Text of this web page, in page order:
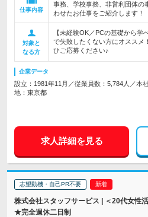
仕事内容
事務、学校事務、非営利団体の
わせたお仕事をご紹介します！
対象と
なる方
【未経験OK／PCの基礎から学
で失敗したくない方にオススメ
ひご応募ください♪
企業データ
設立：1981年11月／従業員数：5,784人／本
地：東京都
求人詳細を見る
志望動機・自己PR不要
株式会社スタッフサービス | ＜20代女性
★完全週休二日制